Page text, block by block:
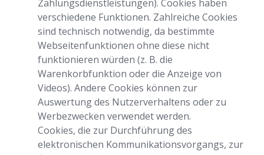
Zahlungsdienstleistungen). Cookies haben
verschiedene Funktionen. Zahlreiche Cookies
sind technisch notwendig, da bestimmte
Webseitenfunktionen ohne diese nicht
funktionieren würden (z. B. die
Warenkorbfunktion oder die Anzeige von
Videos). Andere Cookies können zur
Auswertung des Nutzerverhaltens oder zu
Werbezwecken verwendet werden.
Cookies, die zur Durchführung des
elektronischen Kommunikationsvorgangs, zur